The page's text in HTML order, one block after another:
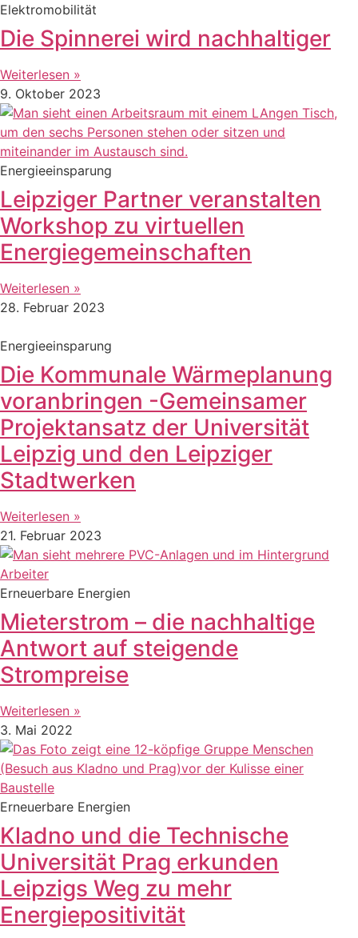
Elektromobilität
Die Spinnerei wird nachhaltiger
Weiterlesen »
9. Oktober 2023
Energieeinsparung
Leipziger Partner veranstalten
Workshop zu virtuellen
Energiegemeinschaften
Weiterlesen »
28. Februar 2023
Energieeinsparung
Die Kommunale Wärmeplanung
voranbringen -Gemeinsamer
Projektansatz der Universität
Leipzig und den Leipziger
Stadtwerken
Weiterlesen »
21. Februar 2023
Erneuerbare Energien
Mieterstrom – die nachhaltige
Antwort auf steigende
Strompreise
Weiterlesen »
3. Mai 2022
Erneuerbare Energien
Kladno und die Technische
Universität Prag erkunden
Leipzigs Weg zu mehr
Energiepositivität